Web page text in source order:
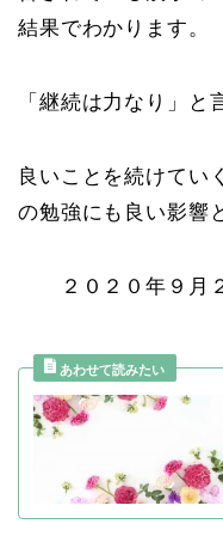
結果でわかります。
「継続は力なり」と
良いことを続けてい
の勉強にも良い影響
２０２０年９